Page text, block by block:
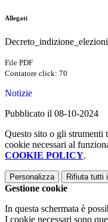
Allegati
File PDF
Contatore click: 70
Notizie
Pubblicato il 08-10-2024
Questo sito o gli strumenti
cookie necessari al
COOKIE POLICY.
Personalizza Rifiuta tutti
Gestione cookie
In questa schermata è
I cookie necessari sono